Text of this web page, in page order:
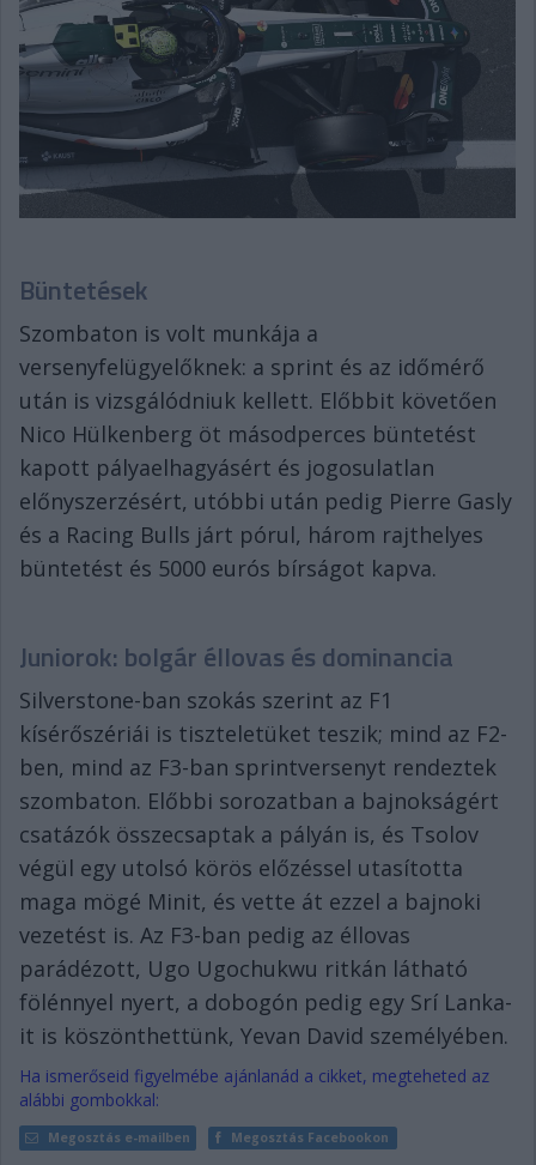
Büntetések
Szombaton is volt munkája a
versenyfelügyelőknek: a sprint és az időmérő
után is vizsgálódniuk kellett. Előbbit követően
Nico Hülkenberg öt másodperces büntetést
kapott pályaelhagyásért és jogosulatlan
előnyszerzésért, utóbbi után pedig Pierre Gasly
és a Racing Bulls járt pórul, három rajthelyes
büntetést és 5000 eurós bírságot kapva.
Juniorok: bolgár éllovas és dominancia
Silverstone-ban szokás szerint az F1
kísérőszériái is tiszteletüket teszik; mind az F2-
ben, mind az F3-ban sprintversenyt rendeztek
szombaton. Előbbi sorozatban a bajnokságért
csatázók összecsaptak a pályán is, és Tsolov
végül egy utolsó körös előzéssel utasította
maga mögé Minit, és vette át ezzel a bajnoki
vezetést is. Az F3-ban pedig az éllovas
parádézott, Ugo Ugochukwu ritkán látható
fölénnyel nyert, a dobogón pedig egy Srí Lanka-
it is köszönthettünk, Yevan David személyében.
Ha ismerőseid figyelmébe ajánlanád a cikket, megteheted az
alábbi gombokkal:
Megosztás e-mailben Megosztás Facebookon